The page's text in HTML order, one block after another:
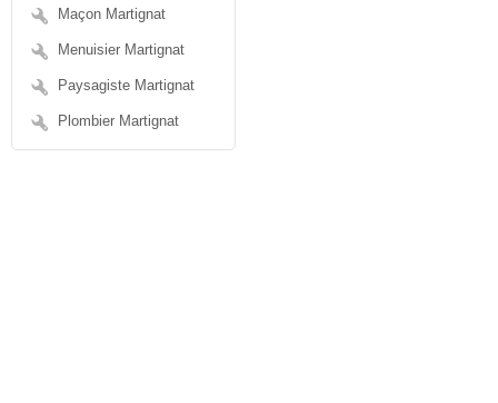
Maçon Martignat
Menuisier Martignat
Paysagiste Martignat
Plombier Martignat